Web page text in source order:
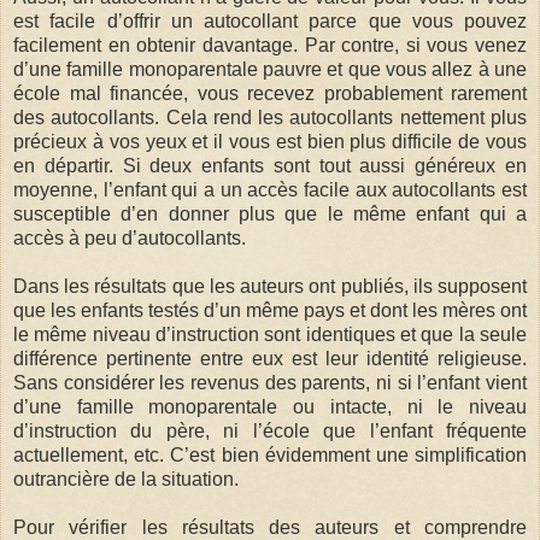
est facile d’offrir un autocollant parce que vous pouvez
facilement en obtenir davantage. Par contre, si vous venez
d’une famille monoparentale pauvre et que vous allez à une
école mal financée, vous recevez probablement rarement
des autocollants. Cela rend les autocollants nettement plus
précieux à vos yeux et il vous est bien plus difficile de vous
en départir. Si deux enfants sont tout aussi généreux en
moyenne, l’enfant qui a un accès facile aux autocollants est
susceptible d’en donner plus que le même enfant qui a
accès à peu d’autocollants.
Dans les résultats que les auteurs ont publiés, ils supposent
que les enfants testés d’un même pays et dont les mères ont
le même niveau d’instruction sont identiques et que la seule
différence pertinente entre eux est leur identité religieuse.
Sans considérer les revenus des parents, ni si l’enfant vient
d’une famille monoparentale ou intacte, ni le niveau
d’instruction du père, ni l’école que l’enfant fréquente
actuellement, etc. C’est bien évidemment une simplification
outrancière de la situation.
Pour vérifier les résultats des auteurs et comprendre